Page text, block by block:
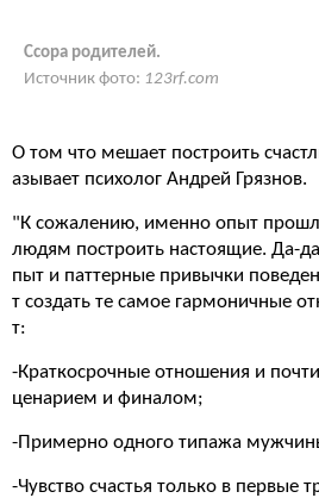
Ссора родителей.
Источник фото: 123rf.com
О том что мешает построить
азывает психолог Андрей Грязнов.
"К сожалению, именно опыт
людям построить настоящие. Да-
пыт и паттерные привычки
т создать те самое гармоничные
т:
-Краткосрочные отношения и
ценарием и финалом;
-Примерно одного типажа
-Чувство счастья только в первые